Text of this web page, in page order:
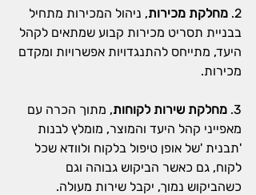
2. מחלקת מכירות, ניהול המכירות מתחיל
בבניית תסריט מכירות קבוע שמתאים לקהל
היעד, מתייחס להתנגדויות אפשרויות ומקדם
מכירות.
3. מחלקת שירות לקוחות, מתוך הכרה עם
מאפייני קהל היעד והמוצר, מומלץ לבנות
'תבנית 'של אופן טיפול בלקוח ולוודא שכל
לקוח, גם כאשר הביקוש גבוהה וגם
כשהביקוש נמוך, יקבל שירות מעולה.